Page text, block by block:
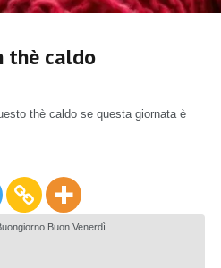
thè caldo
thè caldo se questa giornata è
Buon Venerdì